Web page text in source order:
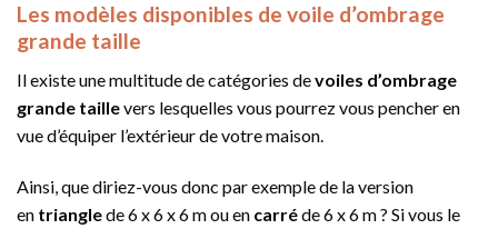
Les modèles disponibles de voile d’ombrage
grande taille
Il existe une multitude de catégories devoiles d’ombrage
grande taillevers lesquelles vous pourrez vous pencher en
vue d’équiper l’extérieur de votre maison.
Ainsi, que diriez-vous donc par exemple de la version
en trianglede 6 x 6 x 6 m ou en carréde 6 x 6 m ? Si vous le